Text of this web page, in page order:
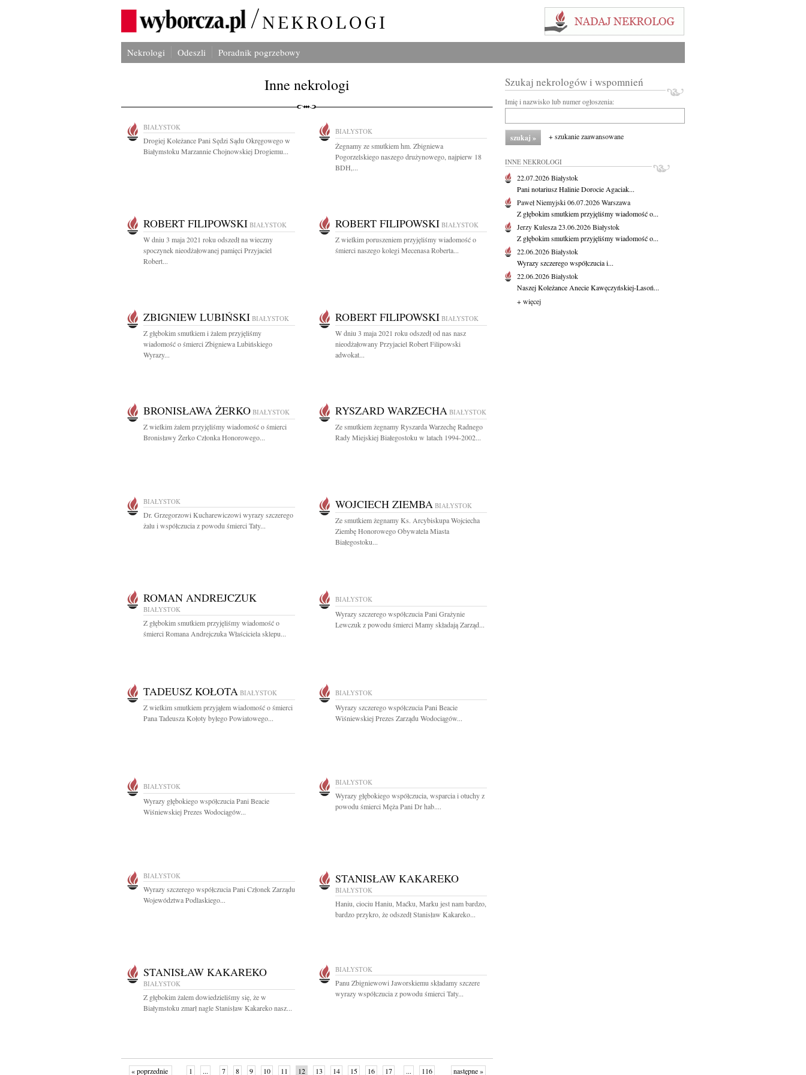
Nekrologi Odeszli Poradnik pogrzebowy
Inne nekrologi
BIAŁYSTOK
Drogiej Koleżance Pani Sędzi Sądu Okręgowego w
Białymstoku Marzannie Chojnowskiej Drogiemu...
BIAŁYSTOK
Żegnamy ze smutkiem hm. Zbigniewa
Pogorzelskiego naszego drużynowego, najpierw 18
BDH,...
ROBERT FILIPOWSKI BIAŁYSTOK
W dniu 3 maja 2021 roku odszedł na wieczny
spoczynek nieodżałowanej pamięci Przyjaciel
Robert...
ROBERT FILIPOWSKI BIAŁYSTOK
Z wielkim poruszeniem przyjęliśmy wiadomość o
śmierci naszego kolegi Mecenasa Roberta...
ZBIGNIEW LUBIŃSKI BIAŁYSTOK
Z głębokim smutkiem i żalem przyjęliśmy
wiadomość o śmierci Zbigniewa Lubińskiego
Wyrazy...
ROBERT FILIPOWSKI BIAŁYSTOK
W dniu 3 maja 2021 roku odszedł od nas nasz
nieodżałowany Przyjaciel Robert Filipowski
adwokat...
BRONISŁAWA ŻERKO BIAŁYSTOK
Z wielkim żalem przyjęliśmy wiadomość o śmierci
Bronisławy Żerko Członka Honorowego...
RYSZARD WARZECHA BIAŁYSTOK
Ze smutkiem żegnamy Ryszarda Warzechę Radnego
Rady Miejskiej Białegostoku w latach 1994-2002...
BIAŁYSTOK
Dr. Grzegorzowi Kucharewiczowi wyrazy szczerego
żalu i współczucia z powodu śmierci Taty...
WOJCIECH ZIEMBA BIAŁYSTOK
Ze smutkiem żegnamy Ks. Arcybiskupa Wojciecha
Ziembę Honorowego Obywatela Miasta
Białegostoku...
ROMAN ANDREJCZUK
BIAŁYSTOK
Z głębokim smutkiem przyjęliśmy wiadomość o
śmierci Romana Andrejczuka Właściciela sklepu...
BIAŁYSTOK
Wyrazy szczerego współczucia Pani Grażynie
Lewczuk z powodu śmierci Mamy składają Zarząd...
TADEUSZ KOŁOTA BIAŁYSTOK
Z wielkim smutkiem przyjąłem wiadomość o śmierci
Pana Tadeusza Kołoty byłego Powiatowego...
BIAŁYSTOK
Wyrazy szczerego współczucia Pani Beacie
Wiśniewskiej Prezes Zarządu Wodociągów...
BIAŁYSTOK
Wyrazy głębokiego współczucia Pani Beacie
Wiśniewskiej Prezes Wodociągów...
BIAŁYSTOK
Wyrazy głębokiego współczucia, wsparcia i otuchy z
powodu śmierci Męża Pani Dr hab....
BIAŁYSTOK
Wyrazy szczerego współczucia Pani Członek Zarządu
Województwa Podlaskiego...
STANISŁAW KAKAREKO
BIAŁYSTOK
Haniu, ciociu Haniu, Maćku, Marku jest nam bardzo,
bardzo przykro, że odszedł Stanisław Kakareko...
STANISŁAW KAKAREKO
BIAŁYSTOK
Z głębokim żalem dowiedzieliśmy się, że w
Białymstoku zmarł nagle Stanisław Kakareko nasz...
BIAŁYSTOK
Panu Zbigniewowi Jaworskiemu składamy szczere
wyrazy współczucia z powodu śmierci Taty...
« poprzednie 1 ... 7 8 9 10 11 12 13 14 15 16 17 ... 116 następne »
Szukaj nekrologów i wspomnień
Imię i nazwisko lub numer ogłoszenia:
+ szukanie zaawansowane
INNE NEKROLOGI
22.07.2026Białystok
Pani notariusz Halinie Dorocie Agaciak...
Paweł Niemyjski06.07.2026Warszawa
Z głębokim smutkiem przyjęliśmy wiadomość o...
Jerzy Kulesza23.06.2026Białystok
Z głębokim smutkiem przyjęliśmy wiadomość o...
22.06.2026Białystok
Wyrazy szczerego współczucia i...
22.06.2026Białystok
Naszej Koleżance Anecie Kawęczyńskiej-Lasoń...
+ więcej